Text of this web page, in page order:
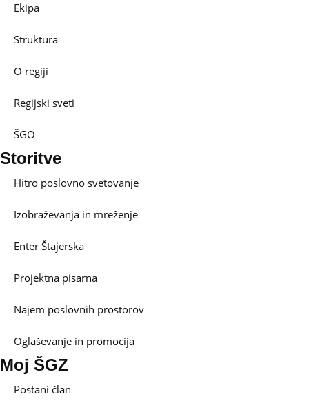
Ekipa
Struktura
O regiji
Regijski sveti
ŠGO
Storitve
Hitro poslovno svetovanje
Izobraževanja in mreženje
Enter Štajerska
Projektna pisarna
Najem poslovnih prostorov
Oglaševanje in promocija
Moj ŠGZ
Postani član